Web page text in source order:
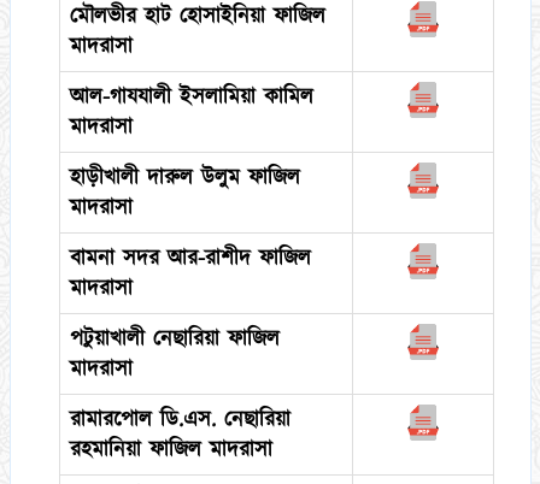
মৌলভীর হাট হোসাইনিয়া ফাজিল
মাদরাসা
আল-গাযযালী ইসলামিয়া কামিল
মাদরাসা
হাড়ীখালী দারুল উলুম ফাজিল
মাদরাসা
বামনা সদর আর-রাশীদ ফাজিল
মাদরাসা
পটুয়াখালী নেছারিয়া ফাজিল
মাদরাসা
রামারপোল ডি.এস. নেছারিয়া
রহমানিয়া ফাজিল মাদরাসা